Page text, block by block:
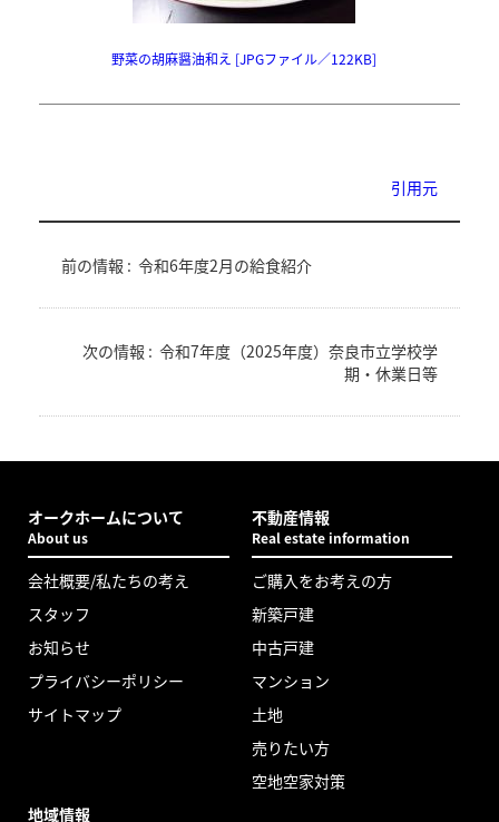
野菜の胡麻醤油和え [JPGファイル／122KB]
引用元
前の情報 : 令和6年度2月の給食紹介
次の情報 : 令和7年度（2025年度）奈良市立学校学
期・休業日等
オークホームについて
About us
会社概要/私たちの考え
スタッフ
お知らせ
プライバシーポリシー
サイトマップ
不動産情報
Real estate information
ご購入をお考えの方
新築戸建
中古戸建
マンション
土地
売りたい方
空地空家対策
地域情報